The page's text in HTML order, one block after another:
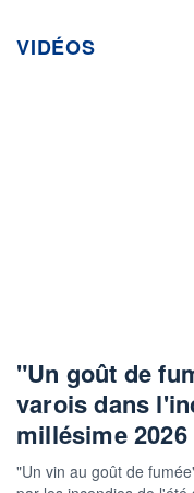
VIDÉOS
"Un goût de
varois dans
millésime 2026
"Un vin au goût de